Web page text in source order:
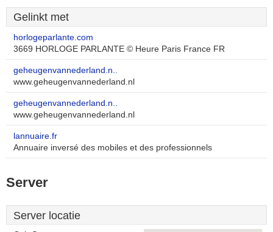
Gelinkt met
horlogeparlante.com
3669 HORLOGE PARLANTE © Heure Paris France FR
geheugenvannederland.n..
www.geheugenvannederland.nl
geheugenvannederland.n..
www.geheugenvannederland.nl
lannuaire.fr
Annuaire inversé des mobiles et des professionnels
Server
Server locatie